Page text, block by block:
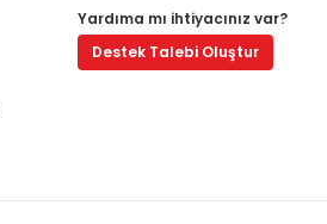
Yardıma mı ihtiyacınız var?
Destek Talebi Oluştur